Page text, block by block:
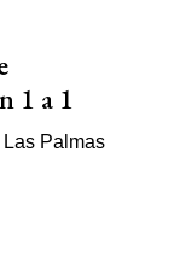
1 a 1